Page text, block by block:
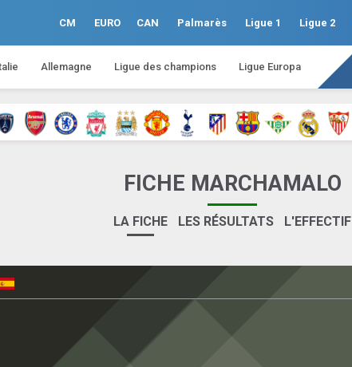
CM EURO CAN Palmarès Ligue 1 Ligue 2
Allemagne Ligue des champions Ligue Europa
FICHE MARCHAMALO
LA FICHE LES RÉSULTATS L'EFFECTIF